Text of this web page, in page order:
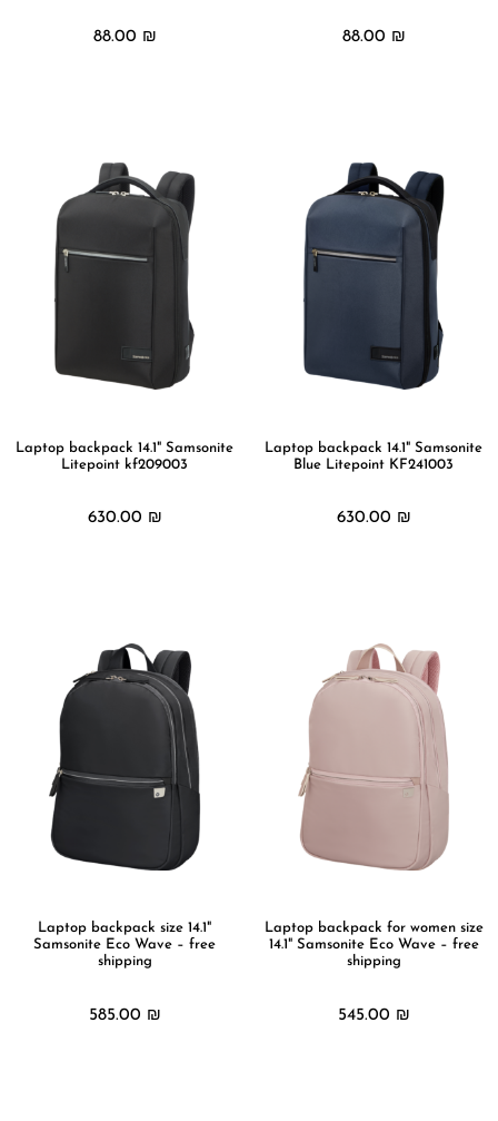
88.00 ₪
88.00 ₪
Laptop backpack 14.1" Samsonite
Blue Litepoint KF241003
630.00 ₪
Laptop backpack 14.1" Samsonite
Litepoint kf209003
630.00 ₪
Laptop backpack for women size
14.1" Samsonite Eco Wave – free
shipping
545.00 ₪
Laptop backpack size 14.1"
Samsonite Eco Wave – free
shipping
585.00 ₪